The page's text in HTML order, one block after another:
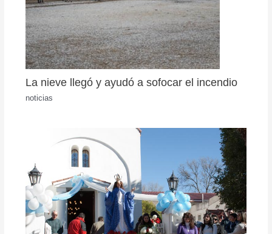
La nieve llegó y ayudó a sofocar el incendio
noticias